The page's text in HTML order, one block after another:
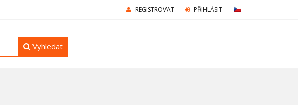
REGISTROVAT PŘIHLÁSIT
Vyhledat